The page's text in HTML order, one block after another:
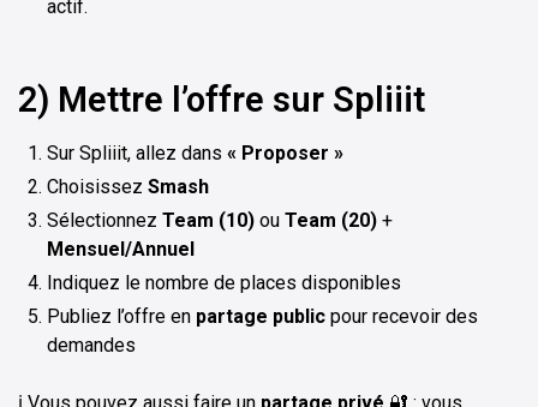
actif.
2) Mettre l’offre sur Spliiit
Sur Spliiit, allez dans « Proposer »
Choisissez Smash
Sélectionnez Team (10) ou Team (20) +
Mensuel/Annuel
Indiquez le nombre de places disponibles
Publiez l’offre en partage public pour recevoir des
demandes
ℹ️ Vous pouvez aussi faire un partage privé 🔐 : vous